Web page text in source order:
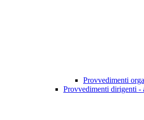
Provvedimenti
Provvedimenti dirigenti -